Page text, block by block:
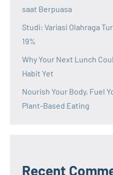
saat Berpuasa
Studi: Variasi Olahraga
19%
Why Your Next Lunch
Habit Yet
Nourish Your Body, Fuel
Plant-Based Eating
Recent